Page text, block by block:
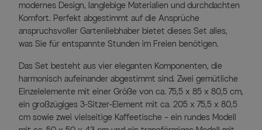
modernes Design, langlebige Materialien und durchdachten
Komfort. Perfekt abgestimmt auf die Ansprüche
anspruchsvoller Gartenliebhaber bietet dieses Set alles,
was Sie für entspannte Stunden im Freien benötigen.
Das Set besteht aus vier eleganten Komponenten, die
harmonisch aufeinander abgestimmt sind. Zwei gemütliche
Einzelelemente mit einer Größe von ca. 75,5 x 85 x 80,5 cm,
ein großzügiges 3-Sitzer-Element mit ca. 205 x 75,5 x 80,5
cm sowie zwei vielseitige Kaffeetische – ein rundes Modell